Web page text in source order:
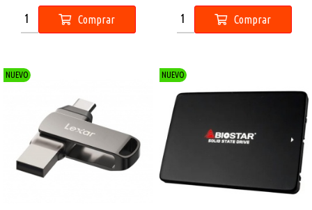
Comprar Comprar
NUEVO NUEVO